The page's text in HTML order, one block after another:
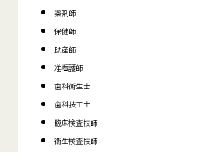
薬剤師
保健師
助産師
准看護師
歯科衛生士
歯科技工士
臨床検査技師
衛生検査技師